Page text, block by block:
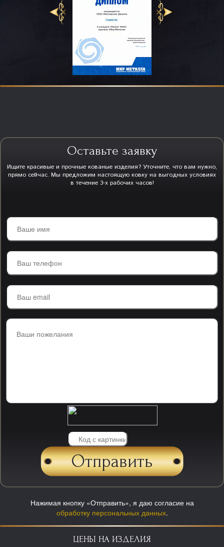
Оставьте заявку
Ищите красивые и прочные кованые изделия? Уточните, что вам нужно,
прямо сейчас. Мы предложим настоящую ковку на выгодных условиях
в течение 3-х рабочих часов!
Нажимая кнопку «Отправить», я даю согласие на
обработку персональных данных.
ЦЕНЫ НА ИЗДЕЛИЯ